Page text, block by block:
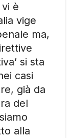
è
vige
ma,
si sta
casi
già da
del
alla